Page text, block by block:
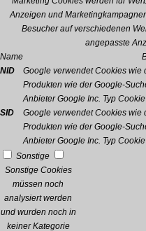
Anzeigen und
Besucher auf verschiedenen
angepasste
Name
NID
Google verwendet Cookies wie
Produkten wie der Google-
Anbieter Google Inc. Typ Cookie
SID
Google verwendet Cookies wie
Produkten wie der Google-
Anbieter Google Inc. Typ Cookie
Sonstige
Sonstige Cookies
müssen noch
analysiert werden
und wurden noch in
keiner Kategorie